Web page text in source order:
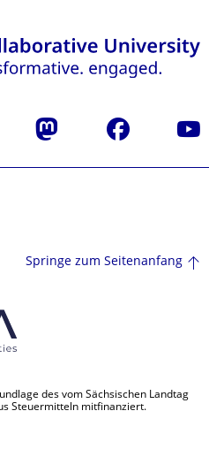
Mastodon Facebook
Springe zum Seitenanfang
des vom Sächsischen Landtag
Steuermitteln mitfinanziert.